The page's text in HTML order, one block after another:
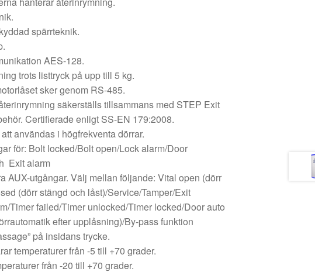
spärrteknik.
AES-128.
trots listtryck på upp till 5 kg.
sker genom RS-485.
säkerställs tillsammans med STEP Exit
Certifierade enligt SS-EN 179:2008.
användas i högfrekventa dörrar.
för: Bolt locked/Bolt open/Lock alarm/Door
Exit alarm
AUX-utgångar. Välj mellan följande: Vital open (dörr
(dörr stängd och låst)/Service/Tamper/Exit
Timer failed/Timer unlocked/Timer locked/Door auto
efter upplåsning)/By-pass funktion
på insidans trycke.
temperaturer från -5 till +70 grader.
från -20 till +70 grader.